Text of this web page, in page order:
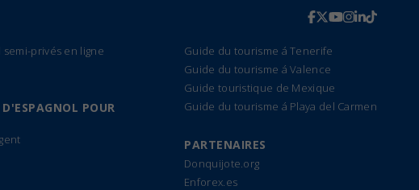
semi-privés en ligne
POUR
Guide du tourisme á Tenerife
Guide du tourisme á Valence
Guide touristique de Mexique
Guide du tourisme á Playa del Carmen
PARTENAIRES
Donquijote.org
Enforex.es